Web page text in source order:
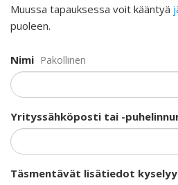
Muussa tapauksessa voit kääntyä
puoleen.
Nimi Pakollinen
Yrityssähköposti tai -
Täsmentävät lisätiedot